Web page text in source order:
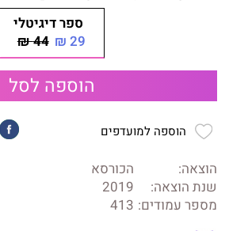
ספר דיגיטלי
29 ₪
44 ₪
הוספה לסל
הוספה למועדפים
הוצאה:
הכורסא
שנת הוצאה:
2019
מספר עמודים: 413